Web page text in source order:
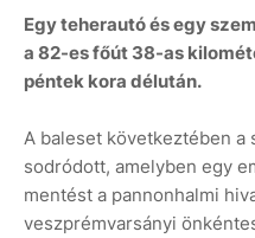
Egy teherautó és egy
a 82-es főút 38-as
péntek kora délután.
A baleset következtében a
sodródott, amelyben egy
mentést a pannonhalmi
veszprémvarsányi